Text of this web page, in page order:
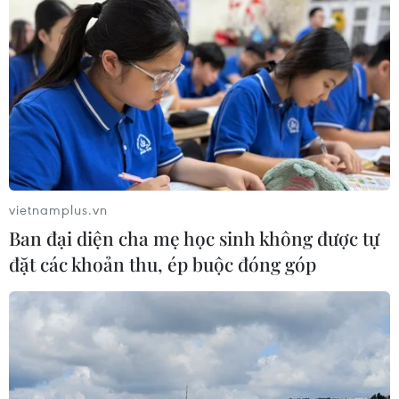
Xem thêm
CƠ QUAN CHỦ QUẢN: THÔNG TẤN XÃ VIỆT NAM
Tổng Biên tập: TRẦN TIẾN DUẨN
Phó Tổng Biên tập: NGUYỄN THỊ TÁM, KHÚC THANH
THỦY
Sở hữu trí tuệ
Quy định sử dụng
RSS
Hỗ trợ
Ngôn ngữ
TTXVN
vietnamplus.vn
Ban đại diện cha mẹ học sinh không được tự
đặt các khoản thu, ép buộc đóng góp